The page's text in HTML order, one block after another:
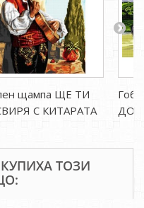
щампа ЩЕ ТИ
С КИТАРАТА
ТОЗИ